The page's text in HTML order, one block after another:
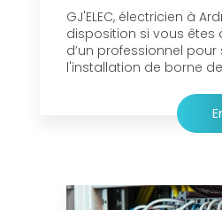
GJ'ELEC, électricien à
disposition si vous êtes
d’un professionnel pour
l'installation de borne